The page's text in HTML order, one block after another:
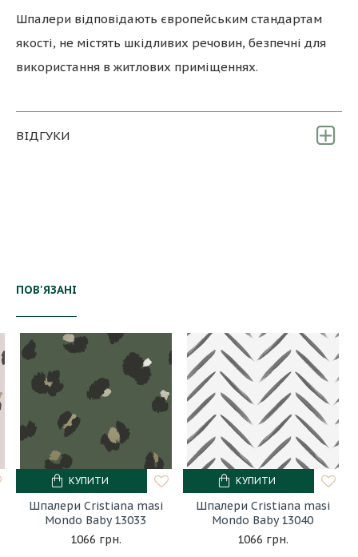
Шпалери відповідають європейським стандартам
якості, не містять шкідливих речовин, безпечні для
використання в житлових приміщеннях.
ВІДГУКИ
ПОВ'ЯЗАНІ
Шпалери Cristiana masi
Mondo Baby 13033
1066 грн.
КУПИТИ
Шпалери Cristiana masi
Mondo Baby 13040
1066 грн.
КУПИТИ